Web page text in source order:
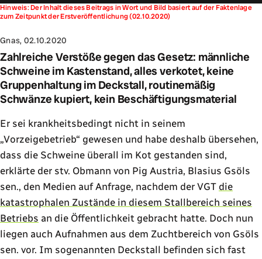
Hinweis: Der Inhalt dieses Beitrags in Wort und Bild basiert auf der Faktenlage
zum Zeitpunkt der Erstveröffentlichung (02.10.2020)
Gnas, 02.10.2020
Zahlreiche Verstöße gegen das Gesetz: männliche
Schweine im Kastenstand, alles verkotet, keine
Gruppenhaltung im Deckstall, routinemäßig
Schwänze kupiert, kein Beschäftigungsmaterial
Er sei krankheitsbedingt nicht in seinem
„Vorzeigebetrieb“ gewesen und habe deshalb übersehen,
dass die Schweine überall im Kot gestanden sind,
erklärte der stv. Obmann von Pig Austria, Blasius Gsöls
sen., den Medien auf Anfrage, nachdem der VGT die
katastrophalen Zustände in diesem Stallbereich seines
Betriebs an die Öffentlichkeit gebracht hatte. Doch nun
liegen auch Aufnahmen aus dem Zuchtbereich von Gsöls
sen. vor. Im sogenannten Deckstall befinden sich fast